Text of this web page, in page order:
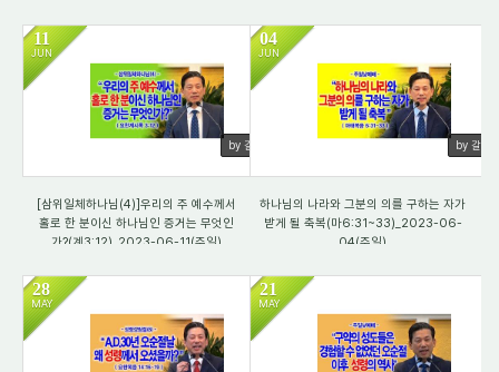
11
JUN
by 갈렙
2211
[삼위일체하나님(4)]우리의 주 예수께서
홀로 한 분이신 하나님인 증거는 무엇인
가?(계3:12)_2023-06-11(주일)
04
JUN
by 갈렙
2813
하나님의 나라와 그분의 의를 구하는 자가
받게 될 축복(마6:31~33)_2023-06-
04(주일)
28
MAY
2719
21
MAY
2325